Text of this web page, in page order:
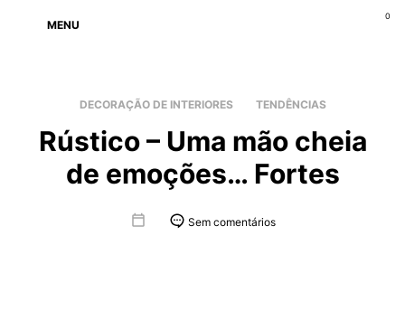
MENU
0
DECORAÇÃO DE INTERIORES TENDÊNCIAS
Rústico – Uma mão cheia
de emoções… Fortes
Sem comentários